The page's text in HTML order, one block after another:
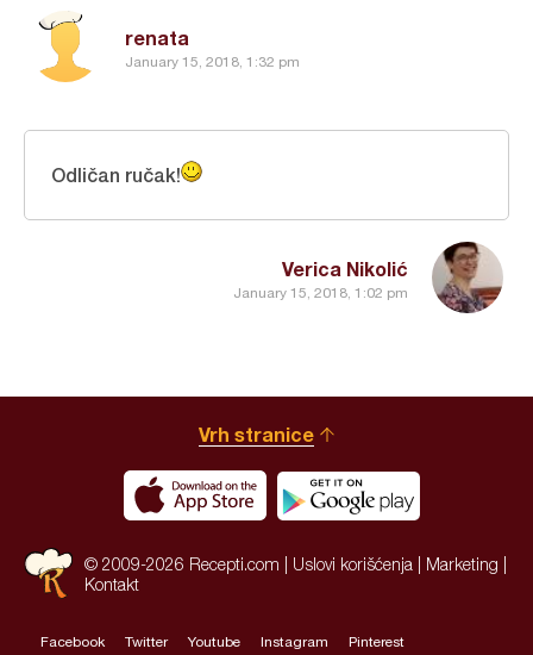
renata
January 15, 2018, 1:32 pm
Verica Nikolić
January 15, 2018, 1:02 pm
Odličan ručak!
Vrh stranice
© 2009-2026 Recepti.com | Uslovi korišćenja Marketing
Kontakt
Facebook Twitter Youtube Instagram Pinterest